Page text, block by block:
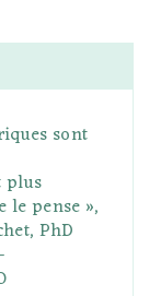
o
l
r sont
plus
le pense »,
PhD